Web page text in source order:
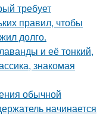
требует
правил, чтобы
долго.
и её тонкий,
знакомая
обычной
начинается